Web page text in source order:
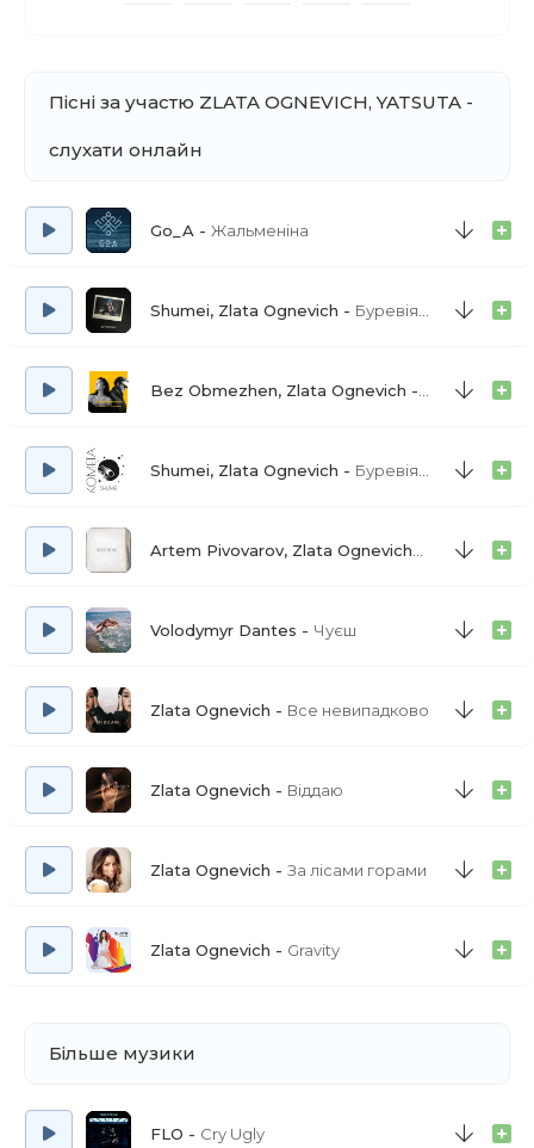
Пісні за участю ZLATA OGNEVICH, YATSUTA -
слухати онлайн
Go_A Жальменiна
Shumei, Zlata Ognevich Буревіями
Bez Obmezhen, Zlata Ognevich Народжені
Shumei, Zlata Ognevich Буревіями - 2023 Remastered Version
До весни
Volodymyr Dantes Чуєш
Zlata Ognevich Все невипадково
Zlata Ognevich Віддаю
Zlata Ognevich За лісами горами
Zlata Ognevich Gravity
Більше музики
FLO Cry Ugly